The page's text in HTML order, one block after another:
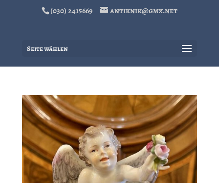
(030) 2415669 antiknik@gmx.net
Seite wählen